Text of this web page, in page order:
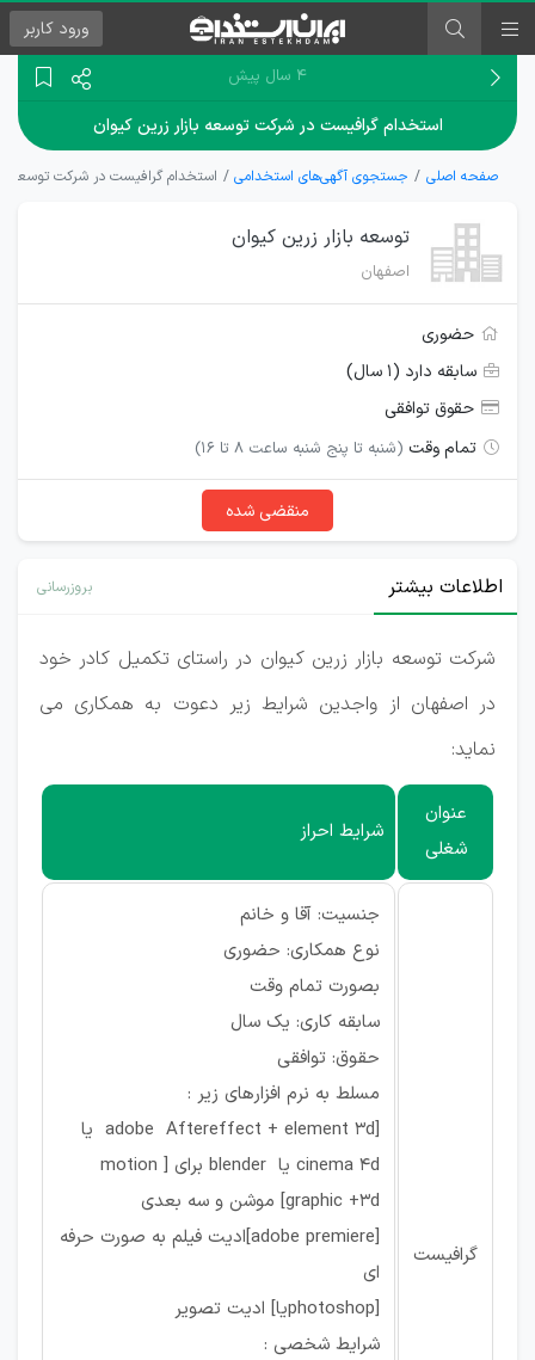
ورود کاربر
۴ سال پیش
استخدام گرافیست در شرکت توسعه بازار زرین کیوان
صفحه اصلی جستجوی آگهی‌های استخدامی استخدام گرافیست در شرکت توسعه
توسعه بازار زرین کیوان
اصفهان
حضوری
سابقه دارد (۱ سال)
حقوق توافقی
تمام وقت (شنبه تا پنج شنبه ساعت 8 تا 16)
منقضی شده
اطلاعات بیشتر بروزرسانی
شرکت توسعه بازار زرین کیوان در راستای تکمیل کادر خود
در اصفهان از واجدین شرایط زیر دعوت به همکاری می
نماید:
عنوان
شغلی
شرایط احراز
گرافیست
جنسیت: آقا و خانم
نوع همکاری: حضوری
بصورت تمام وقت
سابقه کاری: یک سال
حقوق: توافقی
مسلط به نرم افزارهای زیر :
[adobe Aftereffect + element 3d یا
cinema 4d یا blender برای [ motion
graphic +3d] موشن و سه بعدی
[adobe premiere]ادیت فیلم به صورت حرفه
ای
[photoshopیا] ادیت تصویر
شرایط شخصی :